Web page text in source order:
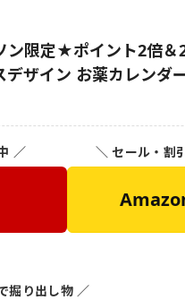
ン限定★ポイント2倍
デザイン お薬カレンダ
／ ＼ セール・割
掘り出し物 ／